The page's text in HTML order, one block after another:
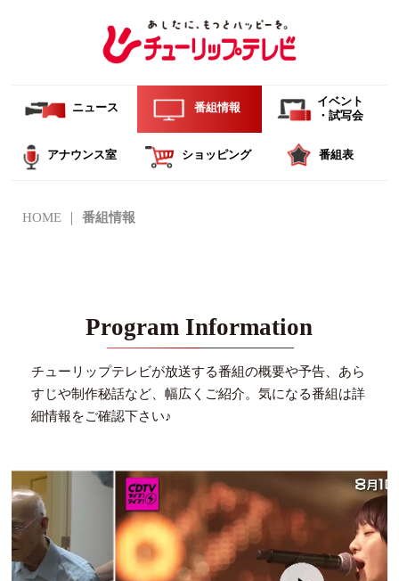
ニュース 番組情報
イベント
・試写会
アナウンス室 ショッピング 番組表
HOME 番組情報
Program Information
チューリップテレビが放送する番組の概要や予告、あら
すじや制作秘話など、幅広くご紹介。 気になる番組は詳
細情報をご確認下さい♪